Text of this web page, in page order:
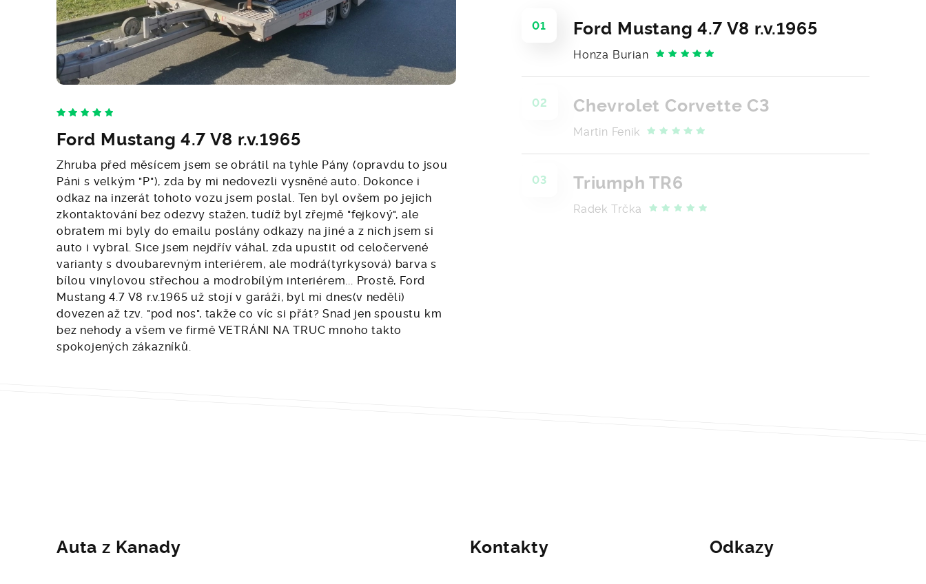
Ford Mustang 4.7 V8 r.v.1965
Zhruba před měsícem jsem se obrátil na tyhle Pány (opravdu to jsou
Páni s velkým "P"), zda by mi nedovezli vysněné auto. Dokonce i
odkaz na inzerát tohoto vozu jsem poslal. Ten byl ovšem po jejich
zkontaktování bez odezvy stažen, tudíž byl zřejmě "fejkový", ale
obratem mi byly do emailu poslány odkazy na jiné a z nich jsem si
auto i vybral. Sice jsem nejdřív váhal, zda upustit od celočervené
varianty s dvoubarevným interiérem, ale modrá(tyrkysová) barva s
bílou vinylovou střechou a modrobílým interiérem... Prostě, Ford
Mustang 4.7 V8 r.v.1965 už stojí v garáži, byl mi dnes(v neděli)
dovezen až tzv. "pod nos", takže co víc si přát? Snad jen spoustu km
bez nehody a všem ve firmě VETRÁNI NA TRUC mnoho takto
spokojených zákazníků.
01 Ford Mustang 4.7 V8 r.v.1965
Honza Burian
02 Chevrolet Corvette C3
Martin Fenik
03 Triumph TR6
Radek Trčka
Auta z Kanady Kontakty Odkazy